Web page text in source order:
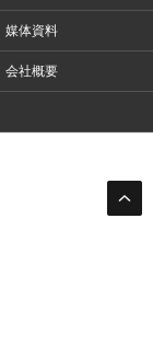
媒体資料
会社概要